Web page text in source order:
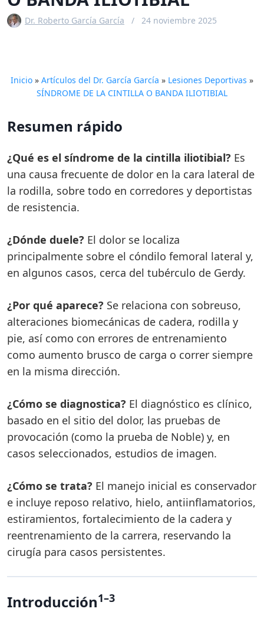
Dr. Roberto García García 24 noviembre 2025
Inicio » Artículos del Dr. García García » Lesiones Deportivas »
SÍNDROME DE LA CINTILLA O BANDA ILIOTIBIAL
Resumen rápido
¿Qué es el síndrome de la cintilla iliotibial? Es
una causa frecuente de dolor en la cara lateral de
la rodilla, sobre todo en corredores y deportistas
de resistencia.
¿Dónde duele? El dolor se localiza
principalmente sobre el cóndilo femoral lateral y,
en algunos casos, cerca del tubérculo de Gerdy.
¿Por qué aparece? Se relaciona con sobreuso,
alteraciones biomecánicas de cadera, rodilla y
pie, así como con errores de entrenamiento
como aumento brusco de carga o correr siempre
en la misma dirección.
¿Cómo se diagnostica? El diagnóstico es clínico,
basado en el sitio del dolor, las pruebas de
provocación (como la prueba de Noble) y, en
casos seleccionados, estudios de imagen.
¿Cómo se trata? El manejo inicial es conservador
e incluye reposo relativo, hielo, antiinflamatorios,
estiramientos, fortalecimiento de la cadera y
reentrenamiento de la carrera, reservando la
cirugía para casos persistentes.
Introducción1–3